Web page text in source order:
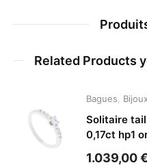
Related Products
Bagues Bijoux
Solitaire
0,17ct hp1
1.039,00